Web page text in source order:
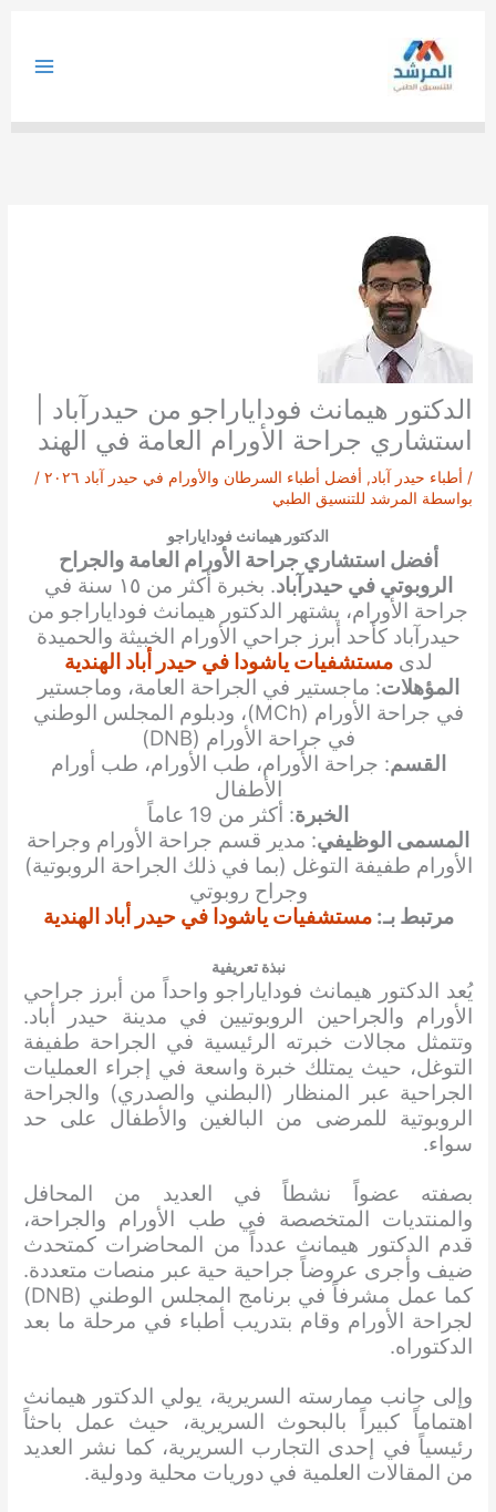
الدكتور هيمانث فوداياراجو من حيدرآباد |
استشاري جراحة الأورام العامة في الهند
/ أطباء حيدر آباد, أفضل أطباء السرطان والأورام في حيدر آباد ٢٠٢٦
/
بواسطة المرشد للتنسيق الطبي
الدكتور هيمانث فوداياراجو
أفضل استشاري جراحة الأورام العامة والجراح
الروبوتي في حيدرآباد
. بخبرة أكثر من ١٥ سنة في
جراحة الأورام، يشتهر الدكتور هيمانث فوداياراجو من
حيدرآباد كأحد أبرز جراحي الأورام الخبيثة والحميدة
لدىمستشفيات ياشودا في حيدر أباد الهندية
المؤهلات: ماجستير في الجراحة العامة، وماجستير
في جراحة الأورام (MCh)، ودبلوم المجلس الوطني
في جراحة الأورام (DNB)
القسم: جراحة الأورام، طب الأورام، طب أورام
الأطفال
الخبرة: أكثر من 19 عاماً
المسمى الوظيفي: مدير قسم جراحة الأورام وجراحة
الأورام طفيفة التوغل (بما في ذلك الجراحة الروبوتية)
وجراح روبوتي
مرتبط بـ:مستشفيات ياشودا في حيدر أباد الهندية
نبذة تعريفية
يُعد الدكتور هيمانث فوداياراجو واحداً من أبرز جراحي
الأورام والجراحين الروبوتيين في مدينة حيدر أباد.
وتتمثل مجالات خبرته الرئيسية في الجراحة طفيفة
التوغل، حيث يمتلك خبرة واسعة في إجراء العمليات
الجراحية عبر المنظار (البطني والصدري) والجراحة
الروبوتية للمرضى من البالغين والأطفال على حد
سواء.
بصفته عضواً نشطاً في العديد من المحافل
والمنتديات المتخصصة في طب الأورام والجراحة،
قدم الدكتور هيمانث عدداً من المحاضرات كمتحدث
ضيف وأجرى عروضاً جراحية حية عبر منصات متعددة.
كما عمل مشرفاً في برنامج المجلس الوطني (DNB)
لجراحة الأورام وقام بتدريب أطباء في مرحلة ما بعد
الدكتوراه.
وإلى جانب ممارسته السريرية، يولي الدكتور هيمانث
اهتماماً كبيراً بالبحوث السريرية، حيث عمل باحثاً
رئيسياً في إحدى التجارب السريرية، كما نشر العديد
من المقالات العلمية في دوريات محلية ودولية.